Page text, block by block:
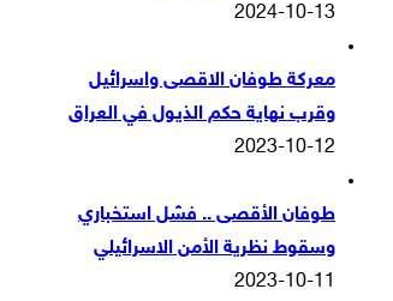
2024-10-13
معركة طوفان الاقصى واسرائيل
وقرب نهاية حكم الذيول في العراق
2023-10-12
طوفان الأقصى .. فشل استخباري
وسقوط نظرية الأمن الاسرائيلي
2023-10-11